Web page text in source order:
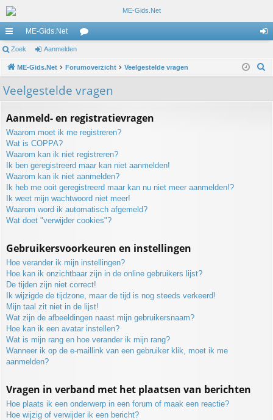
ne
lle
lin
ME-Gids.Net
u m
Zoek Aanmelden
ME-Gids.Net Forumoverzicht Veelgestelde vragen
Veelgestelde vragen
Aanmeld- en registratievragen
Waarom moet ik me registreren?
Wat is COPPA?
Waarom kan ik niet registreren?
Ik ben geregistreerd maar kan niet aanmelden!
Waarom kan ik niet aanmelden?
Ik heb me ooit geregistreerd maar kan nu niet meer aanmelden!?
Ik weet mijn wachtwoord niet meer!
Waarom word ik automatisch afgemeld?
Wat doet "verwijder cookies"?
Gebruikersvoorkeuren en instellingen
Hoe verander ik mijn instellingen?
Hoe kan ik onzichtbaar zijn in de online gebruikers lijst?
De tijden zijn niet correct!
Ik wijzigde de tijdzone, maar de tijd is nog steeds verkeerd!
Mijn taal zit niet in de lijst!
Wat zijn de afbeeldingen naast mijn gebruikersnaam?
Hoe kan ik een avatar instellen?
Wat is mijn rang en hoe verander ik mijn rang?
Wanneer ik op de e-maillink van een gebruiker klik, moet ik me
aanmelden?
Vragen in verband met het plaatsen van berichten
Hoe plaats ik een onderwerp in een forum of maak een reactie?
Hoe wijzig of verwijder ik een bericht?